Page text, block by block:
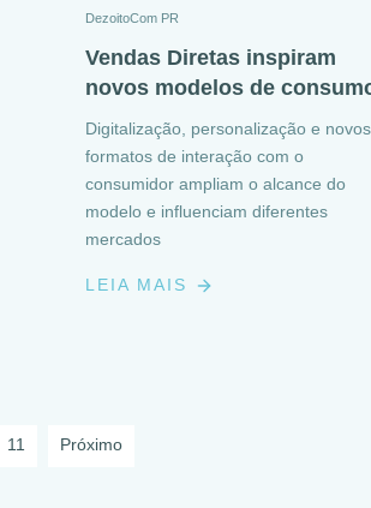
DezoitoCom PR
Vendas Diretas inspiram
novos modelos de
Digitalização, personalização e novos
formatos de interação com o
consumidor ampliam o alcance do
modelo e influenciam diferentes
mercados
LEIA MAIS
11 Próximo